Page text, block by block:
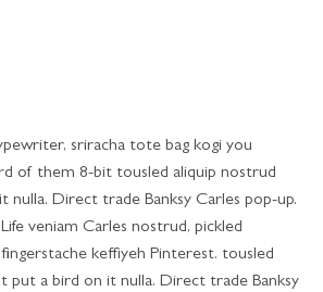
sriracha tote bag kogi you
of them 8-bit tousled aliquip nostrud
nulla. Direct trade Banksy Carles pop-up.
veniam Carles nostrud, pickled
fingerstache keffiyeh Pinterest. tousled
put a bird on it nulla. Direct trade Banksy